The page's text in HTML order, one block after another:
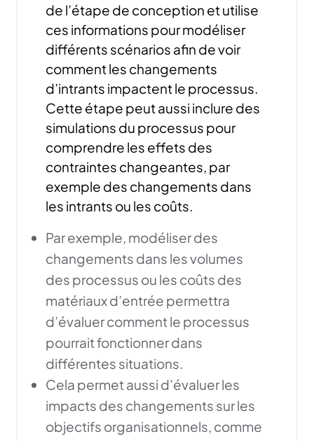
de l’étape de conception et utilise
ces informations pour modéliser
différents scénarios afin de voir
comment les changements
d’intrants impactent le processus.
Cette étape peut aussi inclure des
simulations du processus pour
comprendre les effets des
contraintes changeantes, par
exemple des changements dans
les intrants ou les coûts.
Par exemple, modéliser des
changements dans les volumes
des processus ou les coûts des
matériaux d’entrée permettra
d’évaluer comment le processus
pourrait fonctionner dans
différentes situations.
Cela permet aussi d’évaluer les
impacts des changements sur les
objectifs organisationnels, comme